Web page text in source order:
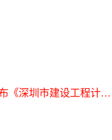
《深圳市建设工程计价